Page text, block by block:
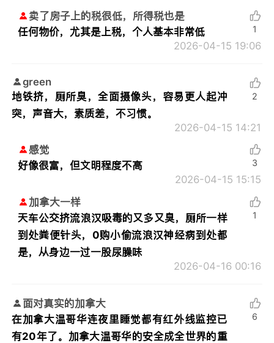
卖了房子上的税很低，所得税也是
任何物价，尤其是上税，个人基本非常低
2026-04-15 19:06
1
green
地铁挤，厕所臭，全面摄像头，容易更人起冲
突，声音大，素质差，不习惯。
2026-04-15 14:21
2
感觉
好像很富，但文明程度不高
2026-04-15 15:15
3
加拿大一样
天车公交挤流浪汉吸毒的又多又臭，厕所一样
到处粪便针头，0购小偷流浪汉神经病到处都
是，从身边一过一股尿臊味
2026-04-16 00:16
1
面对真实的加拿大
在加拿大温哥华连夜里睡觉都有红外线监控已
有20年了。加拿大温哥华的安全成全世界的重
6